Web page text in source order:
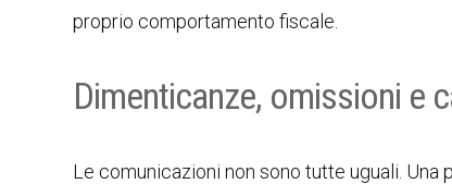
proprio comportamento fiscale.
Dimenticanze, omissioni e
Le comunicazioni non sono tutte uguali.